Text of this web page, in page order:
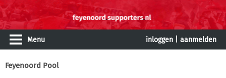
Menu inloggen aanmelden
Feyenoord Pool